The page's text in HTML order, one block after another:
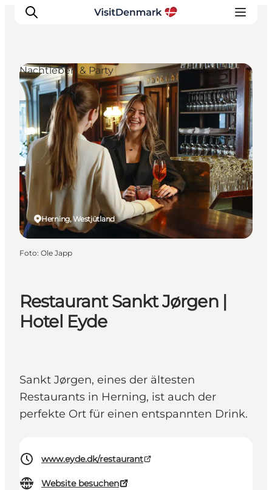
Inspiration
Regionen
Erlebnisse
Unterkünfte
Reiseplanung
Restaurant Sankt Jørgen |
Hotel Eyde
Sankt Jørgen, eines der ältesten
Restaurants in Herning, ist auch der
perfekte Ort für einen entspannten Drink.
www.eyde.dk/restaurant
Website besuchen
Herning, Westjütland
Nachtleben & Party
Foto: Ole Japp